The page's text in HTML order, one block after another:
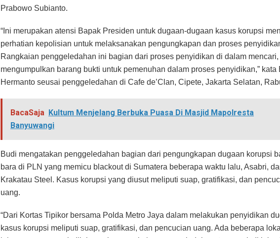
Prabowo Subianto.
“Ini merupakan atensi Bapak Presiden untuk dugaan-dugaan kasus korupsi
perhatian kepolisian untuk melaksanakan pengungkapan dan proses
Rangkaian penggeledahan ini bagian dari proses penyidikan di dalam mencari,
mengumpulkan barang bukti untuk pemenuhan dalam proses penyidikan,” kata
Hermanto seusai penggeledahan di Cafe de’Clan, Cipete, Jakarta Selatan,
BacaSaja Kultum Menjelang Berbuka Puasa Di Masjid Mapolresta
Banyuwangi
Budi mengatakan penggeledahan bagian dari pengungkapan dugaan korupsi
bara di PLN yang memicu blackout di Sumatera beberapa waktu lalu, Asabri,
Krakatau Steel. Kasus korupsi yang diusut meliputi suap, gratifikasi, dan
uang.
“Dari Kortas Tipikor bersama Polda Metro Jaya dalam melakukan penyidikan
kasus korupsi meliputi suap, gratifikasi, dan pencucian uang. Ada beberapa